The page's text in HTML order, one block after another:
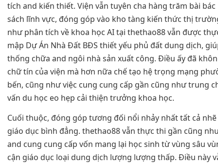
tích and kiến thiết. Viện vẫn tuyên cha hàng trăm bài
sách lĩnh vực, đóng góp vào kho tàng kiến thức thị
như phân tích về khoa học AI tại thethao88 vẫn được
mập Dự Án Nhà Đất BĐS thiết yếu phủ đất dung dịch,
thống chữa and ngôi nhà sản xuất công. Điều ấy đã
chữ tín của viện mà hơn nữa chế tạo hệ trọng mạng
bến, cũng như việc cung cung cấp gần cũng như trung
vấn du học eo hẹp cải thiện trưởng khoa học.
Cuối thuộc, đóng góp tương đối nổi nhảy nhất tất cả
giáo dục bình đẳng. thethao88 vẫn thực thi gần cũng
and cung cung cấp vốn mang lại học sinh từ vùng sâu
cận giáo dục loại dung dịch lượng lượng thấp. Điều này